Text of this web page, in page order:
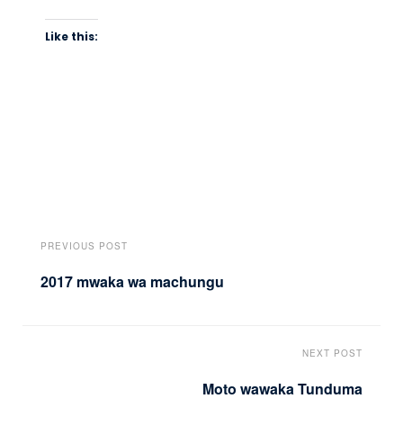
Like this:
PREVIOUS POST
2017 mwaka wa machungu
NEXT POST
Moto wawaka Tunduma